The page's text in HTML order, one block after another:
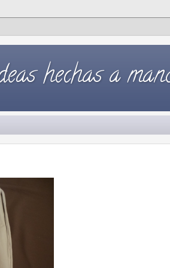
hechas a